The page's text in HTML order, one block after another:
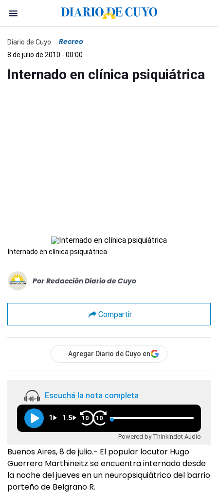
Diario de Cuyo Recreo
8 de julio de 2010 - 00:00
Internado en clínica psiquiátrica
Internado en clínica psiquiátrica
Por Redacción Diario de Cuyo
Compartir
Agregar Diario de Cuyo en
Escuchá la nota completa
1 1.5 10 10
Powered by Thinkindot Audio
Buenos Aires, 8 de julio.- El popular locutor Hugo
Guerrero Marthineitz se encuentra internado desde
la noche del jueves en un neuropsiquiátrico del barrio
porteño de Belgrano R.